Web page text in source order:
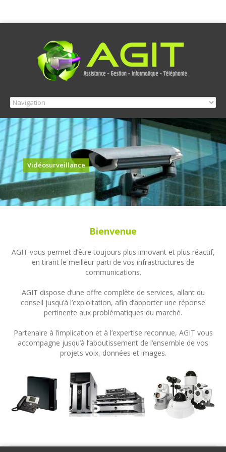
Vidéosurveillance
Bienvenue
AGIT vous permet d’être toujours plus innovant et plus réactif,
en tirant le meilleur parti de vos infrastructures de
communications.
AGIT dispose d’une offre complète de services, allant du
conseil jusqu’à l’exploitation, afin d’apporter une réponse
pertinente aux problématiques du marché.
Partenaire à l’implication et à l’expertise reconnue, AGIT vous
accompagne jusqu’à l’aboutissement de l’ensemble de vos
projets voix, données et images.